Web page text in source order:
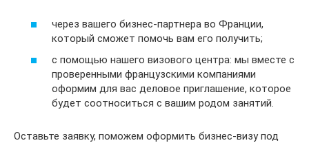
через вашего бизнес-партнера во Франции,
который сможет помочь вам его получить;
с помощью нашего визового центра: мы вместе с
проверенными французскими компаниями
оформим для вас деловое приглашение, которое
будет соотноситься с вашим родом занятий.
Оставьте заявку, поможем оформить бизнес-визу под